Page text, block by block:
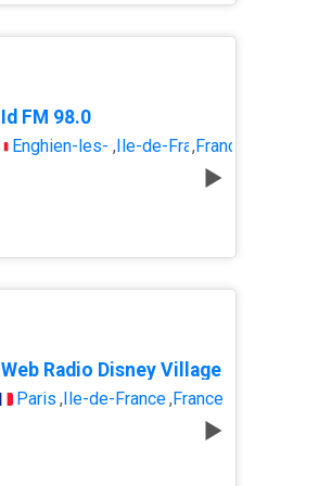
Id FM 98.0
Enghien-les-Bains
, Île-de-France
,France
Web Radio Disney Village
Paris , Île-de-France,France